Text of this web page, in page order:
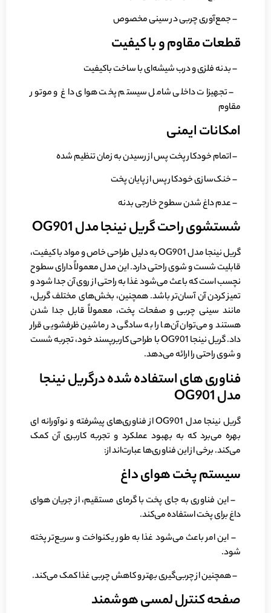
– جمع‌آوری چربی در سینی مخصوص
قطعات مقاوم و با کیفیت
– بدنه فلزی و درب شیشه‌ای با ساخت باکیفیت
– تجهیزات داخلی شامل سیستم پخت هوای داغ و موتور
مقاوم
امکانات ایمنی
– اتمام خودکار پخت پس از رسیدن به زمان تنظیم شده
– خنک‌سازی خودکار پس از پایان پخت
– عدم داغ شدن سطوح خارجی بدنه
شستشوی راحت گریل نینجا مدل OG901
گریل نینجا مدل OG901 به دلیل طراحی خاص و مواد با کیفیت،
قابلیت شست و شوی راحتی دارد. این مدل معمولاً دارای سطوح
نچسب است که باعث می‌شود غذا به راحتی از روی آن جدا شود و
تمیز کردن آن آسان‌تر باشد. همچنین، بخش‌های مختلف گریل،
مانند سینی چربی و صفحات پخت، معمولاً قابل جدا شدن
هستند و می‌توان آن‌ها را به سادگی در ماشین ظرفشویی قرار
داد. گریل نینجا OG901 با طراحی کاربرپسند خود، تجربه شست
و شوی راحتی را ارائه می‌دهد.
فناوری های استفاده شده درگریل نینجا
مدل OG901
گریل نینجا مدل OG901 از فناوری‌های پیشرفته و نوآورانه ‌ای
بهره می‌برد که به بهبود عملکرد و تجربه کاربری آن کمک
می‌کند. برخی از این فناوری‌ها عبارت‌اند از:
سیستم پخت هوای داغ
– این فناوری به جای پخت با گرمای مستقیم، از جریان هوای
داغ برای پخت استفاده می‌کند.
– این امر باعث می‌شود غذا به طور یکنواخت و سریع‌تر پخته
شود.
– همچنین از چربی‌گیری بهتر و کاهش چربی غذا کمک می‌کند.
صفحه کنترل لمسی هوشمند